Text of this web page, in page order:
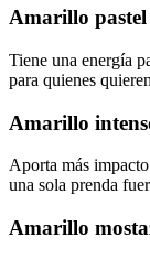
Amarillo pastel
Tiene una energía
para quienes
Amarillo
Aporta más
una sola prenda
Amarillo